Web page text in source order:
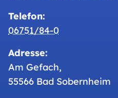
Telefon:
06751/84-0
Adresse:
Am Gefach,
55566 Bad Sobernheim